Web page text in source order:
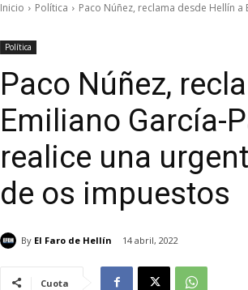
Inicio Política Paco Núñez, reclama desde Hellín a
Política
Paco Núñez,
Emiliano García-
realice una
de os impuestos
By El Faro de Hellín 14 abril, 2022
Cuota